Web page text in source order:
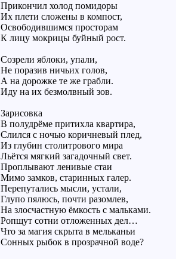
Прикончил холод помидоры
Их плети сложены в компост,
Освободившимся просторам
К лицу мокрицы буйный рост.
Созрели яблоки, упали,
Не поразив ничьих голов,
А на дорожке те же грабли.
Иду на их безмолвный зов.
Зарисовка
В полудрёме притихла квартира,
Слился с ночью коричневый плед,
Из глубин столитрового мира
Льётся мягкий загадочный свет.
Проплывают ленивые стаи
Мимо замков, старинных галер.
Перепутались мысли, устали,
Глупо пялюсь, почти разомлев,
На злосчастную ёмкость с мальками.
Ропщут сотни отложенных дел…
Что за магия скрыта в мельканьи
Сонных рыбок в прозрачной воде?